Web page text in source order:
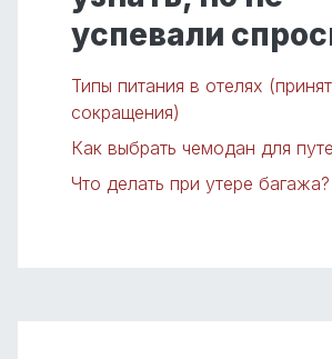
успевали
Типы питания в отелях
сокращения)
Как выбрать чемодан для
Что делать при утере багажа?